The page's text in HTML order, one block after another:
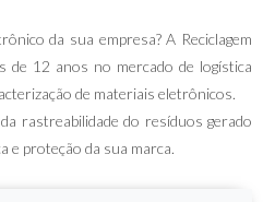
da sua empresa? A Reciclagem
de 12 anos no mercado de logística
de materiais eletrônicos.
rastreabilidade do resíduos gerado
e proteção da sua marca.